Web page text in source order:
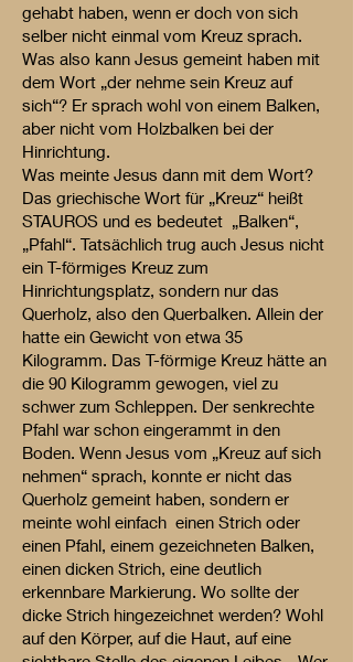
gehabt haben, wenn er doch von sich
selber nicht einmal vom Kreuz sprach.
Was also kann Jesus gemeint haben mit
dem Wort „der nehme sein Kreuz auf
sich“? Er sprach wohl von einem Balken,
aber nicht vom Holzbalken bei der
Hinrichtung.
Was meinte Jesus dann mit dem Wort?
Das griechische Wort für „Kreuz“ heißt
STAUROS und es bedeutet „Balken“,
„Pfahl“. Tatsächlich trug auch Jesus nicht
ein T-förmiges Kreuz zum
Hinrichtungsplatz, sondern nur das
Querholz, also den Querbalken. Allein der
hatte ein Gewicht von etwa 35
Kilogramm. Das T-förmige Kreuz hätte an
die 90 Kilogramm gewogen, viel zu
schwer zum Schleppen. Der senkrechte
Pfahl war schon eingerammt in den
Boden. Wenn Jesus vom „Kreuz auf sich
nehmen“ sprach, konnte er nicht das
Querholz gemeint haben, sondern er
meinte wohl einfach einen Strich oder
einen Pfahl, einem gezeichneten Balken,
einen dicken Strich, eine deutlich
erkennbare Markierung. Wo sollte der
dicke Strich hingezeichnet werden? Wohl
auf den Körper, auf die Haut, auf eine